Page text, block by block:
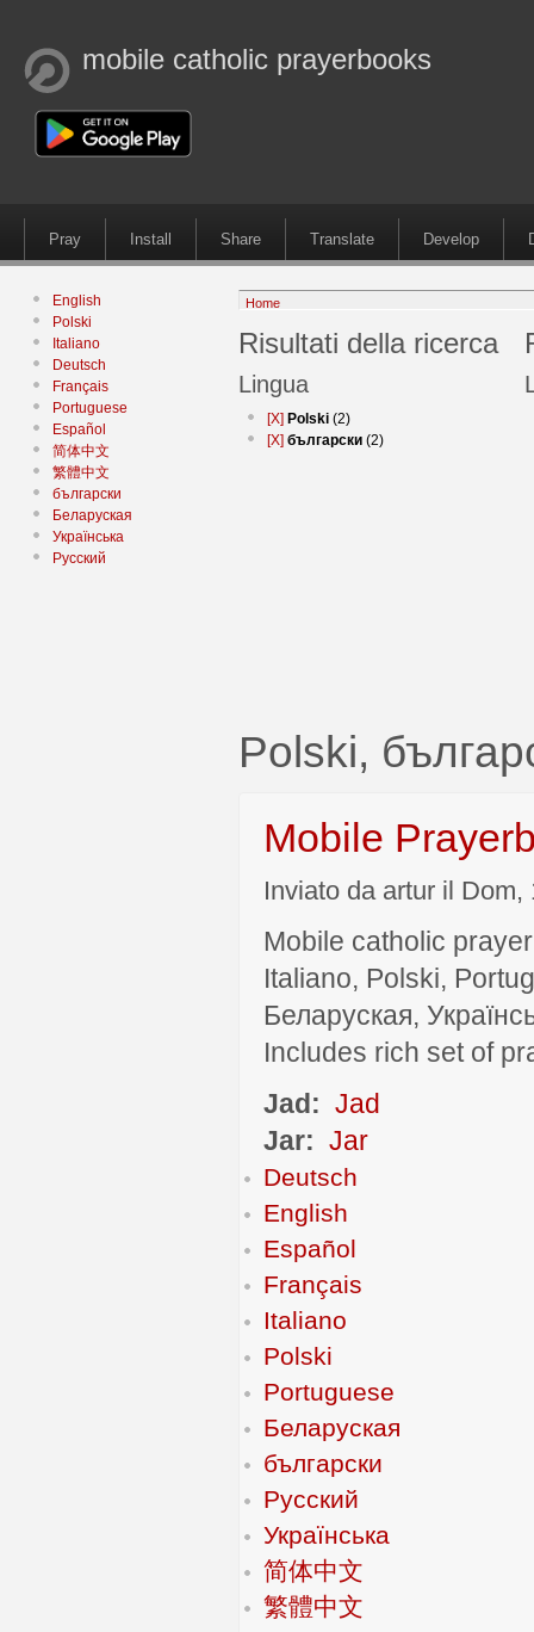
mobile catholic prayerbooks
Pray Install Share Translate Develop
English
Polski
Italiano
Deutsch
Français
Portuguese
Español
简体中文
繁體中文
български
Беларуская
Українська
Русский
Home
Risultati della ricerca
Lingua
[X] Polski (2)
[X] български (2)
Polski,
Mobile
Inviato da artur il Dom,
Mobile catholic
Italiano, Polski,
Беларуская,
Includes rich set of
Jad: Jad
Jar: Jar
Deutsch
English
Español
Français
Italiano
Polski
Portuguese
Беларуская
български
Русский
Українська
简体中文
繁體中文